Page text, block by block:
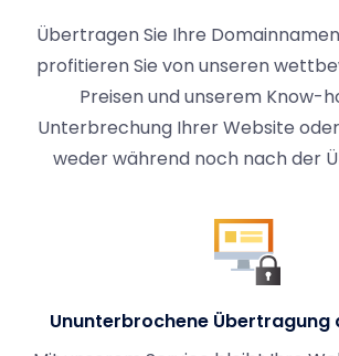
Übertragen Sie Ihre Domainnamen
profitieren Sie von unseren
Preisen und unserem Know-
Unterbrechung Ihrer Website
weder während noch nach der
Ununterbrochene Übertragung